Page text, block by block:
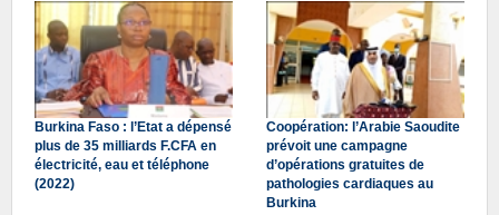
Burkina Faso : l’Etat a dépensé
plus de 35 milliards F.CFA en
électricité, eau et téléphone
(2022)
Coopération: l’Arabie Saoudite
prévoit une campagne
d’opérations gratuites de
pathologies cardiaques au
Burkina